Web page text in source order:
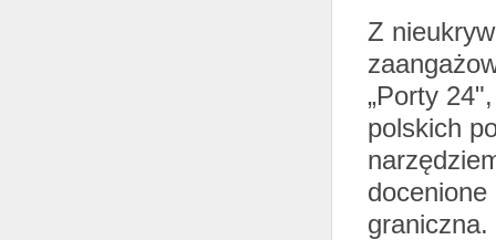
Z
„Porty
polskich
graniczna.